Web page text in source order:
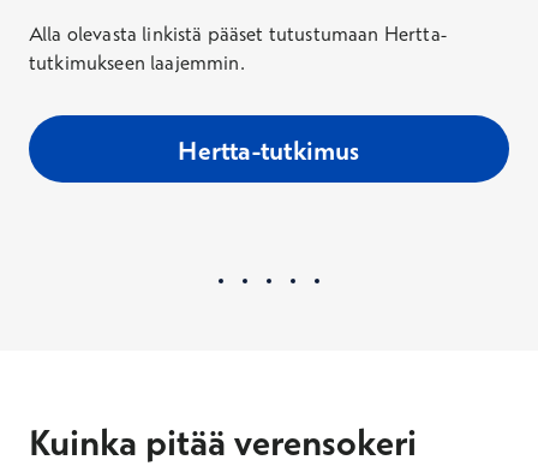
Alla olevasta linkistä pääset tutustumaan Hertta-
tutkimukseen laajemmin.
Hertta-tutkimus
Kuinka pitää verensokeri